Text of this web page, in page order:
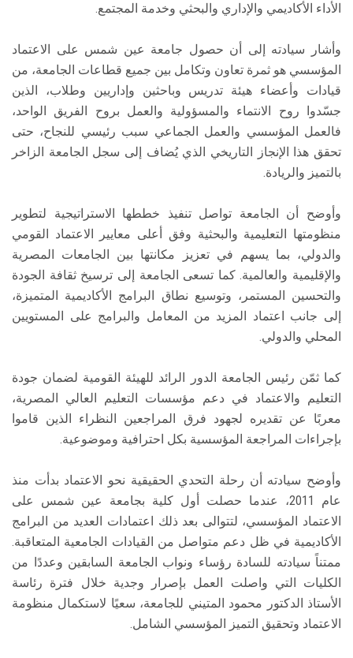
الأداء الأكاديمي والإداري والبحثي وخدمة المجتمع.
وأشار سيادته إلى أن حصول جامعة عين شمس على الاعتماد
المؤسسي هو ثمرة تعاون وتكامل بين جميع قطاعات الجامعة، من
قيادات وأعضاء هيئة تدريس وباحثين وإداريين وطلاب، الذين
جسّدوا روح الانتماء والمسؤولية والعمل بروح الفريق الواحد،
فالعمل المؤسسي والعمل الجماعي سبب رئيسي للنجاح، حتى
تحقق هذا الإنجاز التاريخي الذي يُضاف إلى سجل الجامعة الزاخر
بالتميز والريادة.
وأوضح أن الجامعة تواصل تنفيذ خططها الاستراتيجية لتطوير
منظومتها التعليمية والبحثية وفق أعلى معايير الاعتماد القومي
والدولي، بما يسهم في تعزيز مكانتها بين الجامعات المصرية
والإقليمية والعالمية. كما تسعى الجامعة إلى ترسيخ ثقافة الجودة
والتحسين المستمر، وتوسيع نطاق البرامج الأكاديمية المتميزة،
إلى جانب اعتماد المزيد من المعامل والبرامج على المستويين
المحلي والدولي.
كما ثمّن رئيس الجامعة الدور الرائد للهيئة القومية لضمان جودة
التعليم والاعتماد في دعم مؤسسات التعليم العالي المصرية،
معربًا عن تقديره لجهود فرق المراجعين النظراء الذين قاموا
بإجراءات المراجعة المؤسسية بكل احترافية وموضوعية.
وأوضح سيادته أن رحلة التحدي الحقيقية نحو الاعتماد بدأت منذ
عام 2011، عندما حصلت أول كلية بجامعة عين شمس على
الاعتماد المؤسسي، لتتوالى بعد ذلك اعتمادات العديد من البرامج
الأكاديمية في ظل دعم متواصل من القيادات الجامعية المتعاقبة.
ممتناً سيادته للسادة رؤساء ونواب الجامعة السابقين وعددًا من
الكليات التي واصلت العمل بإصرار وجدية خلال فترة رئاسة
الأستاذ الدكتور محمود المتيني للجامعة، سعيًا لاستكمال منظومة
الاعتماد وتحقيق التميز المؤسسي الشامل.